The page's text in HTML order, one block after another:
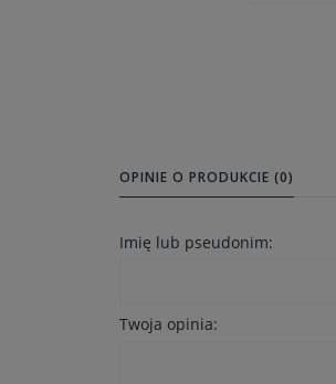
OPINIE O PRODUKCIE (0)
Imię lub pseudonim:
Twoja opinia: